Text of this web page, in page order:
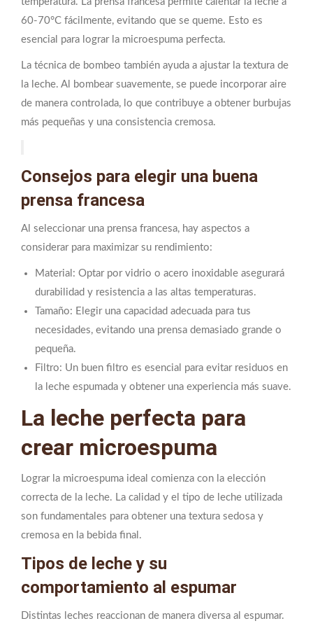
60-70°C fácilmente, evitando que se queme. Esto es
esencial para lograr la microespuma perfecta.
La técnica de bombeo también ayuda a ajustar la textura de
la leche. Al bombear suavemente, se puede incorporar aire
de manera controlada, lo que contribuye a obtener burbujas
más pequeñas y una consistencia cremosa.
Consejos para elegir una buena
prensa francesa
Al seleccionar una prensa francesa, hay aspectos a
considerar para maximizar su rendimiento:
Material: Optar por vidrio o acero inoxidable asegurará
durabilidad y resistencia a las altas temperaturas.
Tamaño: Elegir una capacidad adecuada para tus
necesidades, evitando una prensa demasiado grande o
pequeña.
Filtro: Un buen filtro es esencial para evitar residuos en
la leche espumada y obtener una experiencia más suave.
La leche perfecta para
crear microespuma
Lograr la microespuma ideal comienza con la elección
correcta de la leche. La calidad y el tipo de leche utilizada
son fundamentales para obtener una textura sedosa y
cremosa en la bebida final.
Tipos de leche y su
comportamiento al espumar
Distintas leches reaccionan de manera diversa al espumar.